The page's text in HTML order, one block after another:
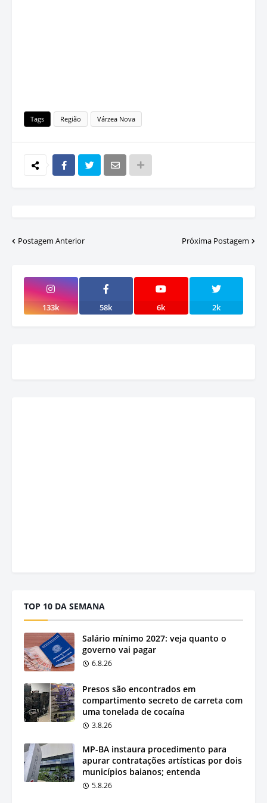
Tags Região Várzea Nova
Postagem Anterior Próxima Postagem
133k 58k 6k 2k
TOP 10 DA SEMANA
Salário mínimo 2027: veja quanto o
governo vai pagar
6.8.26
Presos são encontrados em
compartimento secreto de carreta com
uma tonelada de cocaína
3.8.26
MP-BA instaura procedimento para
apurar contratações artísticas por dois
municípios baianos; entenda
5.8.26